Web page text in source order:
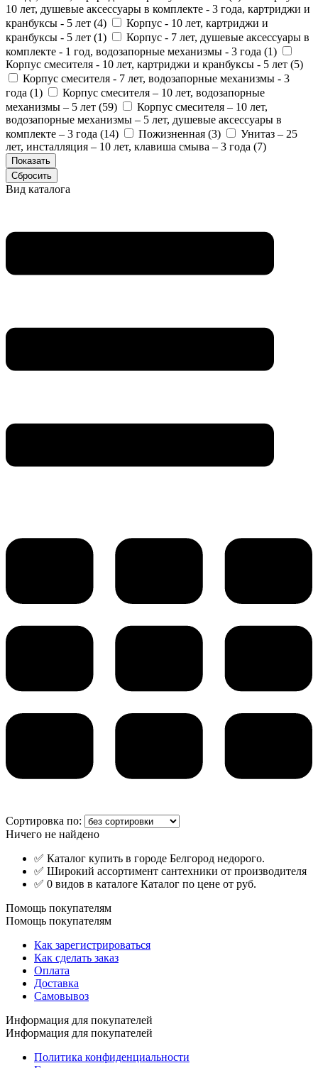
10 лет, душевые аксессуары в комплекте - 3 года, картриджи и
кранбуксы - 5 лет (4)
Корпус - 10 лет, картриджи и
кранбуксы - 5 лет (1)
Корпус - 7 лет, душевые аксессуары в
комплекте - 1 год, водозапорные механизмы - 3 года (1)
Корпус смесителя - 10 лет, картриджи и кранбуксы - 5 лет (5)
Корпус смесителя - 7 лет, водозапорные механизмы - 3
года (1)
Корпус смесителя – 10 лет, водозапорные
механизмы – 5 лет (59)
Корпус смесителя – 10 лет,
водозапорные механизмы – 5 лет, душевые аксессуары в
комплекте – 3 года (14) Пожизненная (3)
Унитаз – 25
лет, инсталляция – 10 лет, клавиша смыва – 3 года (7)
Вид каталога
Сортировка по:
Ничего не найдено
✅ Каталог купить в городе Белгород недорого.
✅ Широкий ассортимент сантехники от производителя
✅ 0 видов в каталоге Каталог по цене от руб.
Помощь покупателям
Помощь покупателям
Как зарегистрироваться
Как сделать заказ
Оплата
Доставка
Самовывоз
Информация для покупателей
Информация для покупателей
Политика конфиденциальности